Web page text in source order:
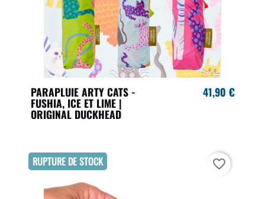
PARAPLUIE ARTY CATS -
FUSHIA, ICE ET LIME |
ORIGINAL DUCKHEAD
41,90 €
RUPTURE DE STOCK favorite_border